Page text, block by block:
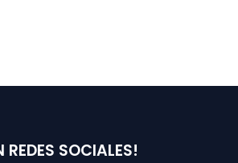
REDES SOCIALES!